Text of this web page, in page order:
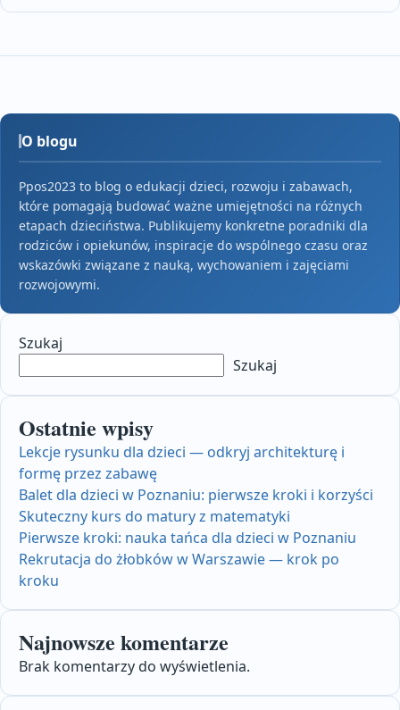
O blogu
Ppos2023 to blog o edukacji dzieci, rozwoju i zabawach,
które pomagają budować ważne umiejętności na różnych
etapach dzieciństwa. Publikujemy konkretne poradniki dla
rodziców i opiekunów, inspiracje do wspólnego czasu oraz
wskazówki związane z nauką, wychowaniem i zajęciami
rozwojowymi.
Szukaj
Szukaj
Ostatnie wpisy
Lekcje rysunku dla dzieci — odkryj architekturę i
formę przez zabawę
Balet dla dzieci w Poznaniu: pierwsze kroki i korzyści
Skuteczny kurs do matury z matematyki
Pierwsze kroki: nauka tańca dla dzieci w Poznaniu
Rekrutacja do żłobków w Warszawie — krok po
kroku
Najnowsze komentarze
Brak komentarzy do wyświetlenia.